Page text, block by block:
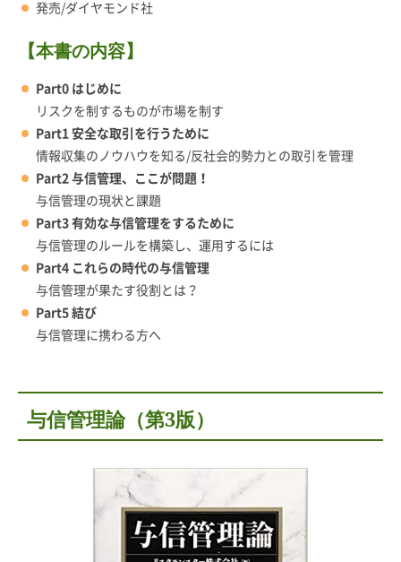
発売/ダイヤモンド社
【本書の内容】
Part0 はじめに
リスクを制するものが市場を制す
Part1 安全な取引を行うために
情報収集のノウハウを知る/反社会的勢力との取引を管理
Part2 与信管理、ここが問題！
与信管理の現状と課題
Part3 有効な与信管理をするために
与信管理のルールを構築し、運用するには
Part4 これらの時代の与信管理
与信管理が果たす役割とは？
Part5 結び
与信管理に携わる方へ
与信管理論（第3版）